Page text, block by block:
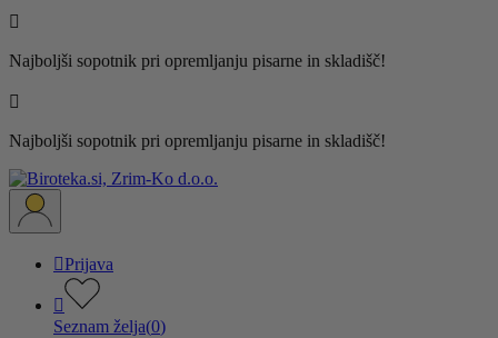

Najboljši sopotnik pri opremljanju pisarne in skladišč!

Najboljši sopotnik pri opremljanju pisarne in skladišč!
Prijava

Seznam želja(0)